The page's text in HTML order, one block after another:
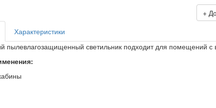
+
Характеристики
пылевлагозащищенный светильник подходит для помещений с